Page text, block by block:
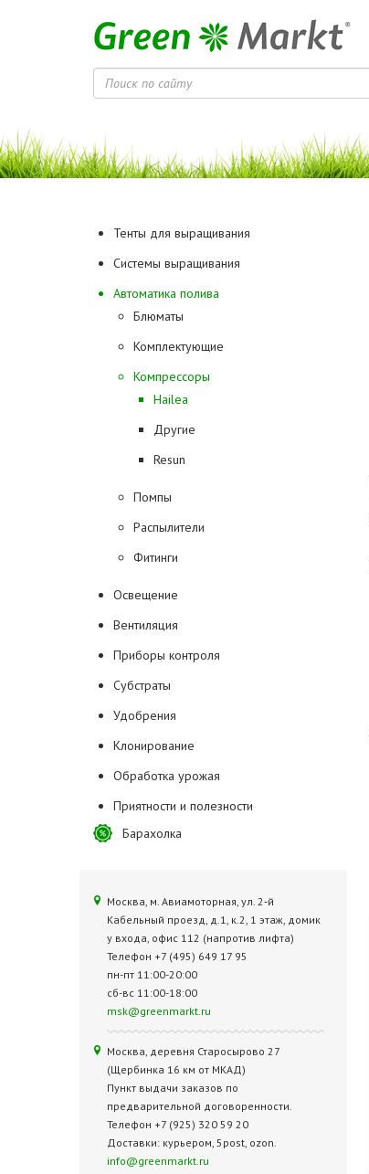
Тенты для выращивания
Системы выращивания
Автоматика полива
Блюматы
Комплектующие
Компрессоры
Hailea
Другие
Resun
Помпы
Распылители
Фитинги
Освещение
Вентиляция
Приборы контроля
Субстраты
Удобрения
Клонирование
Обработка урожая
Приятности и полезности
Барахолка
Москва, м. Авиамоторная, ул. 2‑й
Кабельный проезд, д.1, к.2, 1 этаж, домик
у входа, офис 112 (напротив лифта)
Телефон +7 (495) 649 17 95
пн-пт 11:00-20:00
сб-вс 11:00-18:00
msk@greenmarkt.ru
Москва, деревня Старосырово 27
(Щербинка 16 км от МКАД)
Пункт выдачи заказов по
предварительной договоренности.
Телефон +7 (925) 320 59 20
Доставки: курьером, 5post, ozon.
info@greenmarkt.ru